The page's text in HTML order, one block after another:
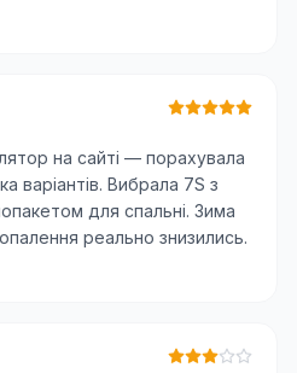
на сайті — порахувала
варіантів. Вибрала 7S з
для спальні. Зима
реально знизились.